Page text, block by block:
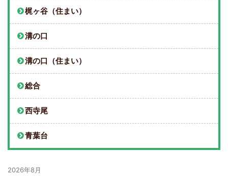
梶ヶ谷（住まい）
溝の口
溝の口（住まい）
総合
西寺尾
青葉台
2026年8月